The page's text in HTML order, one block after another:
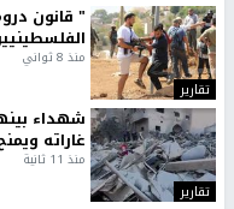
تقارير
" قانون
منذ 8 ثواني
تقارير
شهداء
غاراته
منذ 11 ثانية